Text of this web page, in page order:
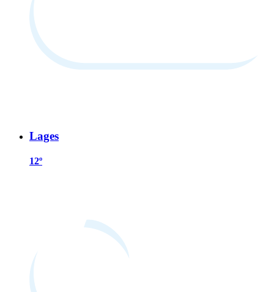
Lages
12º